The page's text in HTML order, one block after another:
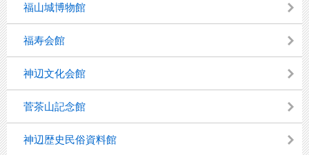
福山城博物館
福寿会館
神辺文化会館
菅茶山記念館
神辺歴史民俗資料館